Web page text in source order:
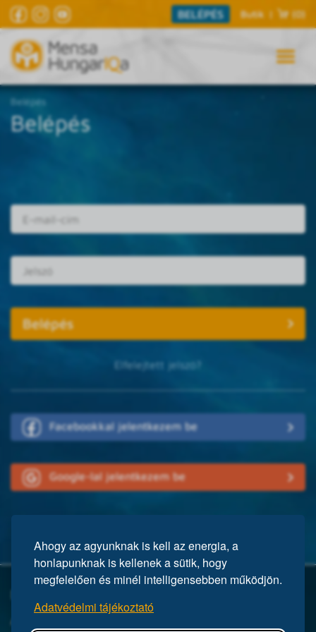
Ahogy az agyunknak is kell az energia, a
honlapunknak is kellenek a sütik, hogy
megfelelően és minél intelligensebben működjön.
Adatvédelmi tájékoztató
BELÉPÉS Butik | (0)
Belépés
Belépés
Elfelejtett jelszó?
Facebookkal jelentkezem be
Google-lal jelentkezem be
A Mensa egy nemzetközi egyesület, közel 150 ezer taggal a világ